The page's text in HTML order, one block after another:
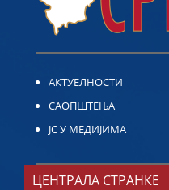
АКТУЕЛНОСТИ
САОПШТЕЊА
ЈС У МЕДИЈИМА
ЦЕНТРАЛА СТРАНКЕ